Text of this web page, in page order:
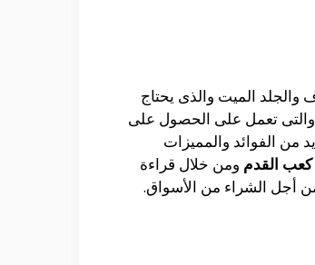
الميت والذى يحتاج
والتى تعمل على الحصول على
من الفوائد والمميزات
القدم ومن خلال قراءة
أجل الشراء من الأسواق.